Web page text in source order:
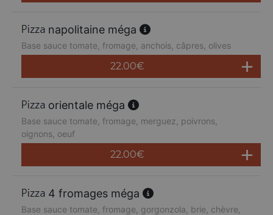
napolitaine méga
Base sauce tomate, fromage, anchois, câpres, olives
22.00€
orientale méga
Base sauce tomate, fromage, merguez, poivrons,
oignons, oeuf
22.00€
4 fromages méga
Base sauce tomate, fromage, gorgonzola, brie, chèvre,